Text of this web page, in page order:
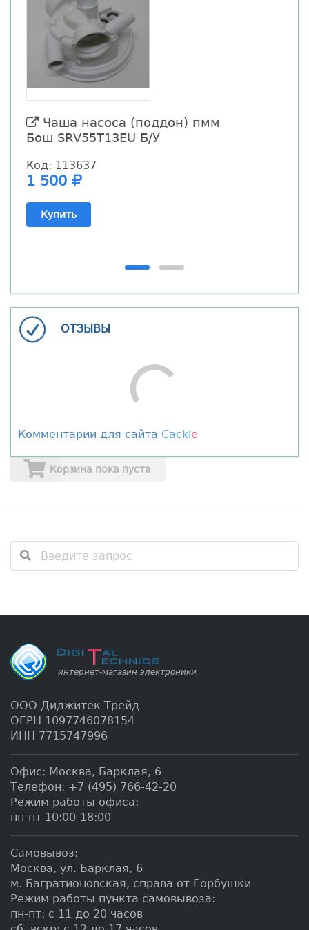
Чаша насоса (поддон) пмм
Бош SRV55T13EU Б/У
Код: 113637
1 500
Купить
ОТЗЫВЫ
Комментарии для сайта Cackl
ООО Диджитек Трейд
ОГРН 1097746078154
ИНН 7715747996
Офис:Москва,Барклая, 6
Телефон:+7 (495) 766-42-20
Режим работы офиса:
пн-пт 10:00-18:00
Самовывоз:
Москва, ул. Барклая, 6
м. Багратионовская, справа от Горбушки
Режим работы пункта самовывоза:
пн-пт: с 11 до 20 часов
сб, вскр: с 12 до 17 часов
СВЯЖИТЕСЬ С НАМИ